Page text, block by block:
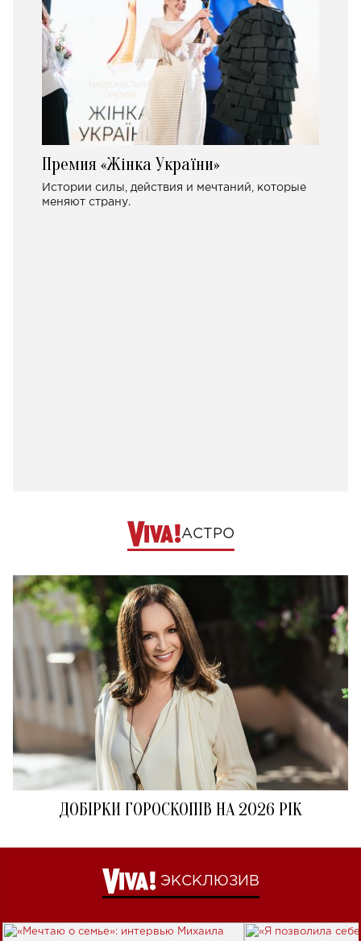
Премия «Жінка України»
Истории силы, действия и мечтаний, которые
меняют страну.
АСТРО
ДОБІРКИ ГОРОСКОПІВ НА 2026 РІК
ЭКСКЛЮЗИВ